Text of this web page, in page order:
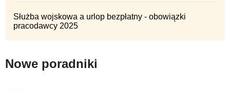
Służba wojskowa a urlop bezpłatny - obowiązki
pracodawcy 2025
Nowe poradniki